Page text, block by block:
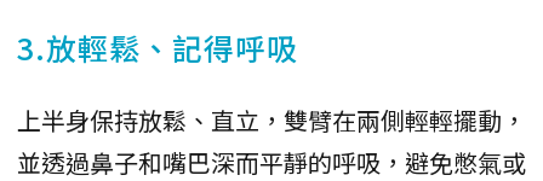
3.放輕鬆、記得呼吸
上半身保持放鬆、直立，雙臂在兩側輕輕擺動，
並透過鼻子和嘴巴深而平靜的呼吸，避免憋氣或